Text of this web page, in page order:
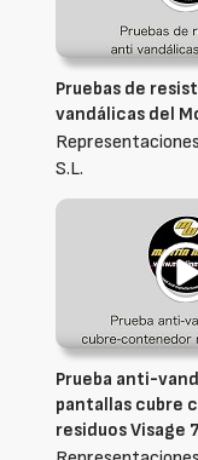
Pruebas de
vandálicas del
S.L.
Prueba anti-
pantallas cubre
residuos Visage